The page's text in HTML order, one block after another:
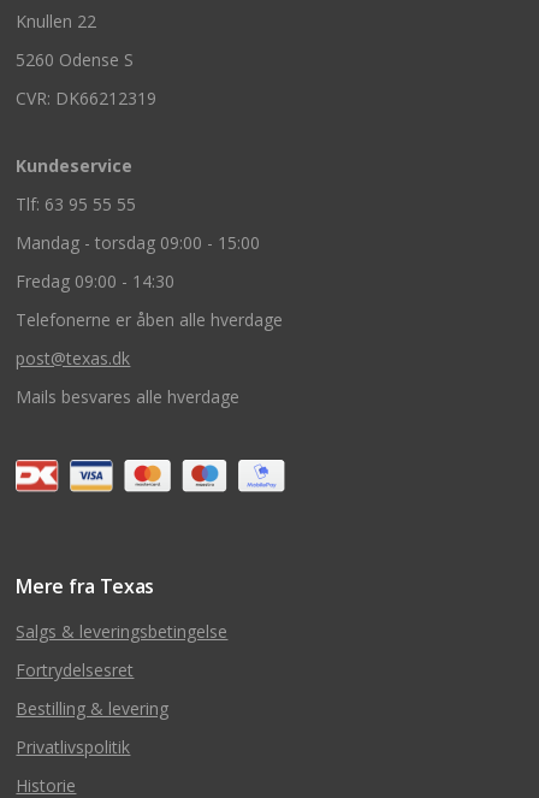
Knullen 22
5260 Odense S
CVR: DK66212319
Kundeservice
Tlf: 63 95 55 55
Mandag - torsdag 09:00 - 15:00
Fredag 09:00 - 14:30
Telefonerne er åben alle hverdage
post@texas.dk
Mails besvares alle hverdage
Mere fra Texas
Salgs & leveringsbetingelse
Fortrydelsesret
Bestilling & levering
Privatlivspolitik
Historie